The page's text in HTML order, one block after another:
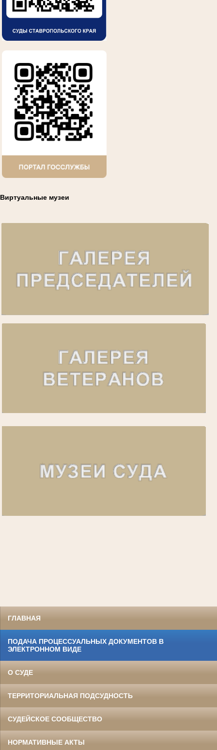
Виртуальные музеи
ГЛАВНАЯ
ПОДАЧА ПРОЦЕССУАЛЬНЫХ ДОКУМЕНТОВ В
ЭЛЕКТРОННОМ ВИДЕ
О СУДЕ
ТЕРРИТОРИАЛЬНАЯ ПОДСУДНОСТЬ
СУДЕЙСКОЕ СООБЩЕСТВО
НОРМАТИВНЫЕ АКТЫ